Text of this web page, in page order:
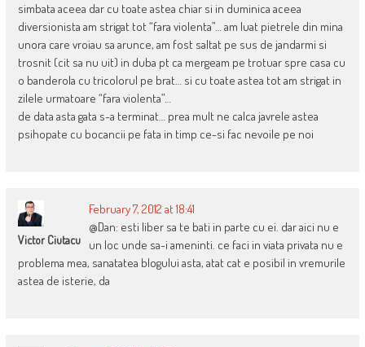
simbata aceea dar cu toate astea chiar si in duminica aceea
diversionista am strigat tot “fara violenta”… am luat pietrele din mina
unora care vroiau sa arunce, am fost saltat pe sus de jandarmi si
trosnit (cit sa nu uit) in duba pt ca mergeam pe trotuar spre casa cu
o banderola cu tricolorul pe brat… si cu toate astea tot am strigat in
zilele urmatoare “fara violenta”…
de data asta gata s-a terminat… prea mult ne calca javrele astea
psihopate cu bocancii pe fata in timp ce-si fac nevoile pe noi
Victor Ciutacu
February 7, 2012 at 18:41
@Dan: esti liber sa te bati in parte cu ei. dar aici nu e
un loc unde sa-i ameninti. ce faci in viata privata nu e
problema mea, sanatatea blogului asta, atat cat e posibil in vremurile
astea de isterie, da